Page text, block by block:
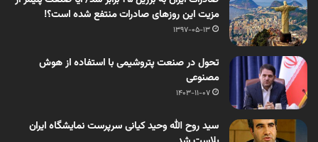
مزیت این روزهای صادرات منتفع شده است؟!
1397-05-13
تحول در صنعت پتروشیمی با استفاده از هوش
مصنوعی
1403-11-07
سید روح الله وحید کیانی سرپرست نمایشگاه ایران